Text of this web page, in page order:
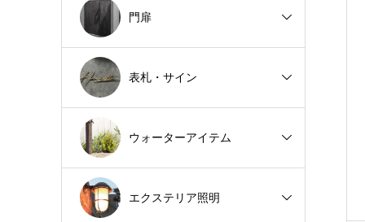
門扉
表札・サイン
ウォーターアイテム
エクステリア照明